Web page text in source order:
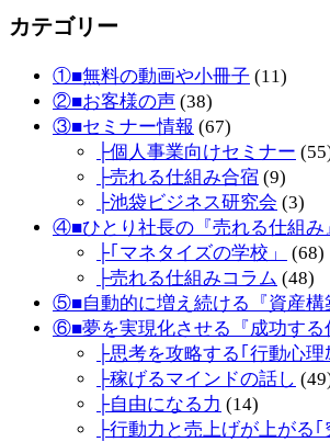
カテゴリー
①■無料の動画や小冊子 (11)
②■お客様の声 (38)
③■セミナー情報 (67)
├個人事業向けセミナー
├売れる仕組み合宿 (9)
├池袋ビジネス研究会 (3)
④■ひとり社長の『売れる仕組み
├｢マネタイズの学校」
(68)
├売れる仕組みコラム (48)
⑤■自動的に増え続ける『資産構
⑥■夢を実現化させる『成功する
├思考を攻略する｢行動心理
├稼げるマインドの話し
├自由になる力 (14)
├行動力と売上げが上がる｢